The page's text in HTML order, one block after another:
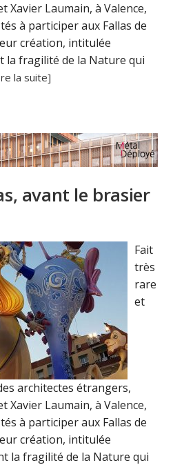
Xavier Laumain, à Valence,
à participer aux Fallas de
création, intitulée
la fragilité de la Nature qui
la suite]
avant le brasier
Fait
très
rare
et
architectes étrangers,
Xavier Laumain, à Valence,
à participer aux Fallas de
création, intitulée
la fragilité de la Nature qui